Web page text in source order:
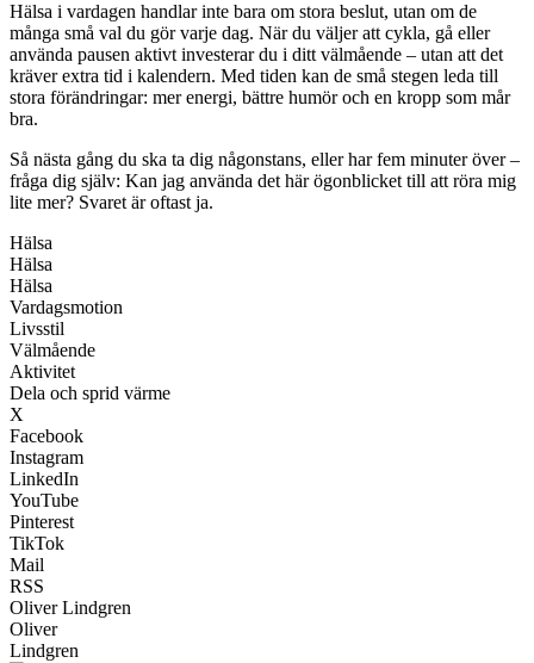
Hälsa i vardagen handlar inte bara om stora beslut, utan om de
många små val du gör varje dag. När du väljer att cykla, gå eller
använda pausen aktivt investerar du i ditt välmående – utan att det
kräver extra tid i kalendern. Med tiden kan de små stegen leda till
stora förändringar: mer energi, bättre humör och en kropp som mår
bra.
Så nästa gång du ska ta dig någonstans, eller har fem minuter över –
fråga dig själv: Kan jag använda det här ögonblicket till att röra mig
lite mer? Svaret är oftast ja.
Hälsa
Hälsa
Hälsa
Vardagsmotion
Livsstil
Välmående
Aktivitet
Dela och sprid värme
X
Facebook
Instagram
LinkedIn
YouTube
Pinterest
TikTok
Mail
RSS
Oliver Lindgren
Oliver
Lindgren